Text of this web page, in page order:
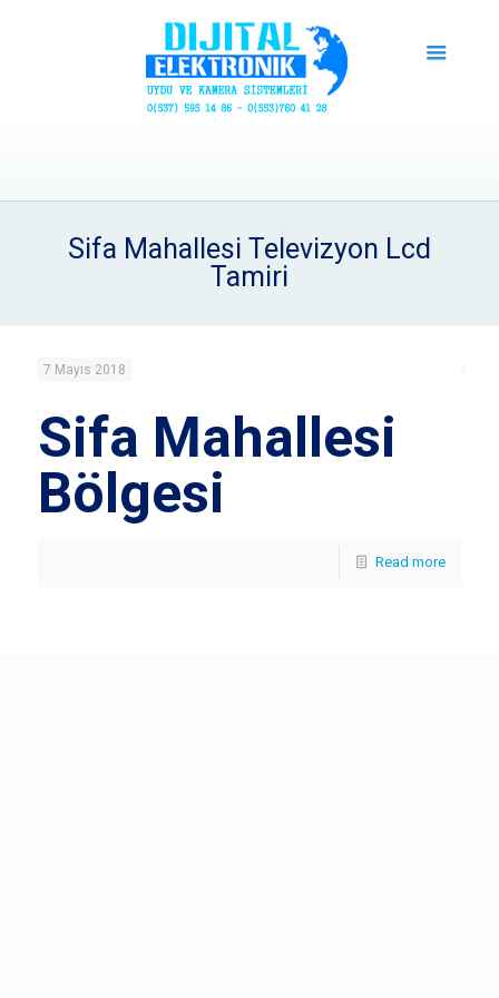
Sifa Mahallesi Televizyon Lcd
Tamiri
7 Mayıs 2018
Sifa Mahallesi
Bölgesi
Read more